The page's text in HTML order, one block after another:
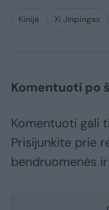
Kinija Xi Jinpingas
Komentuoti po
Komentuoti gali
Prisijunkite prie
bendruomenės